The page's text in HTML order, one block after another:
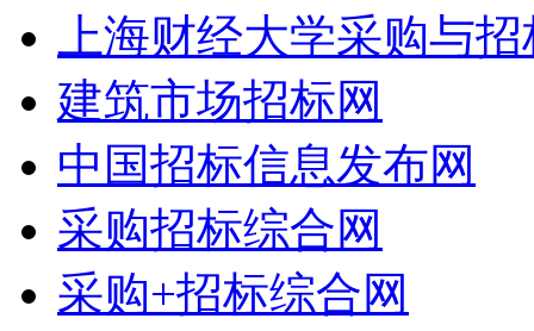
上海财经大学采购与
建筑市场招标网
中国招标信息发布网
采购招标综合网
采购+招标综合网